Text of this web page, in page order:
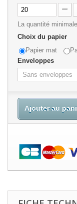
La quantité
Choix du papier
Papier mat
Enveloppes
Ajouter au